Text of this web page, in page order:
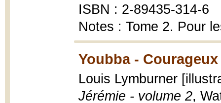
ISBN : 2-89435-314-6
Notes : Tome 2. Pour
Youbba -
Louis Lymburner
Jérémie - volume 2,